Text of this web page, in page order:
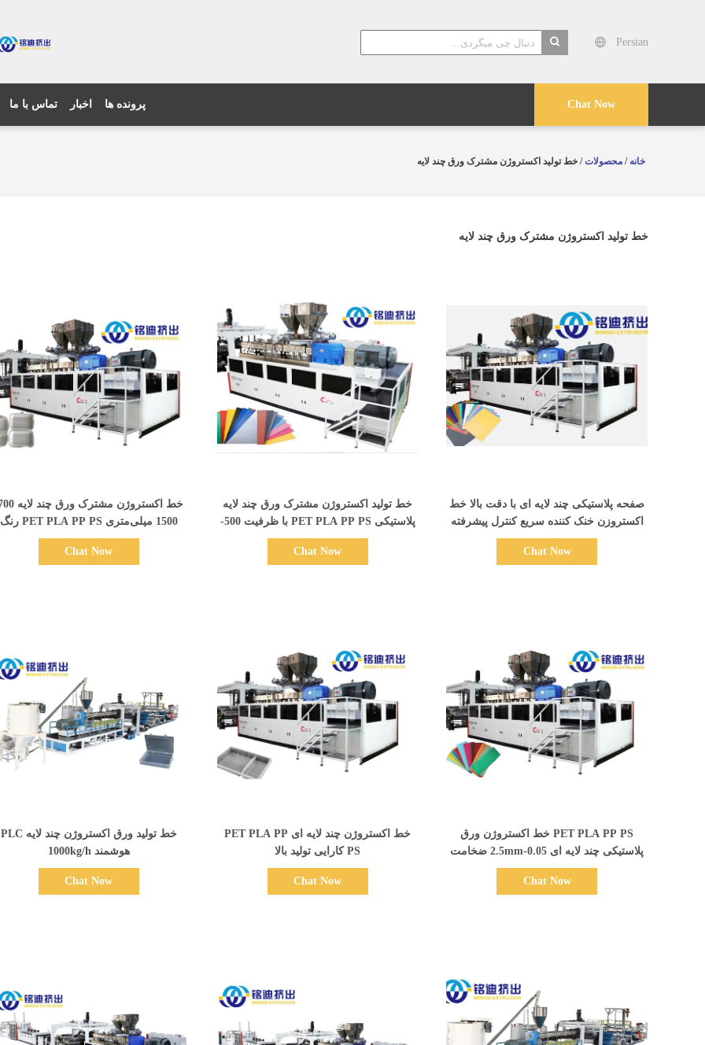
Persian
Chat Now تماس با ما اخبار پرونده ها
خانه / محصولات/ خط تولید اکستروژن مشترک ورق چند لایه
خط تولید اکستروژن مشترک ورق چند لایه
1500 میلی‌متری PET PLA PP PS رنگ
سفارشی
Chat Now
خط تولید اکستروژن مشترک ورق چند لایه
پلاستیکی PET PLA PP PS با ظرفیت 500-
1400 کیلوگرم در ساعت
Chat Now
صفحه پلاستیکی چند لایه ای با دقت بالا خط
اکستروزن خنک کننده سریع کنترل پیشرفته
زیمنس
Chat Now
خط تولید ورق اکستروژن چند لایه PLC
هوشمند 1000kg/h
Chat Now
خط اکستروژن چند لایه ای PET PLA PP
PS کارایی تولید بالا
Chat Now
PET PLA PP PS خط اکستروژن ورق
پلاستیکی چند لایه ای 0.05-2.5mm ضخامت
ظرفیت بالا
Chat Now